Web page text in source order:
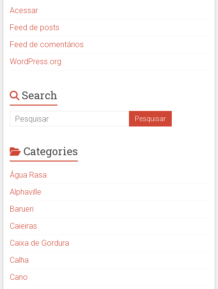
Acessar
Feed de posts
Feed de comentários
WordPress.org
Search
Categories
Água Rasa
Alphaville
Barueri
Caieiras
Caixa de Gordura
Calha
Cano